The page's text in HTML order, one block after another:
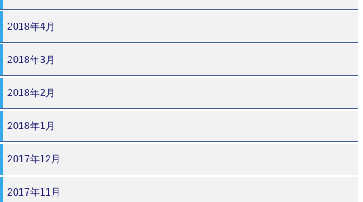
2018年4月
2018年3月
2018年2月
2018年1月
2017年12月
2017年11月